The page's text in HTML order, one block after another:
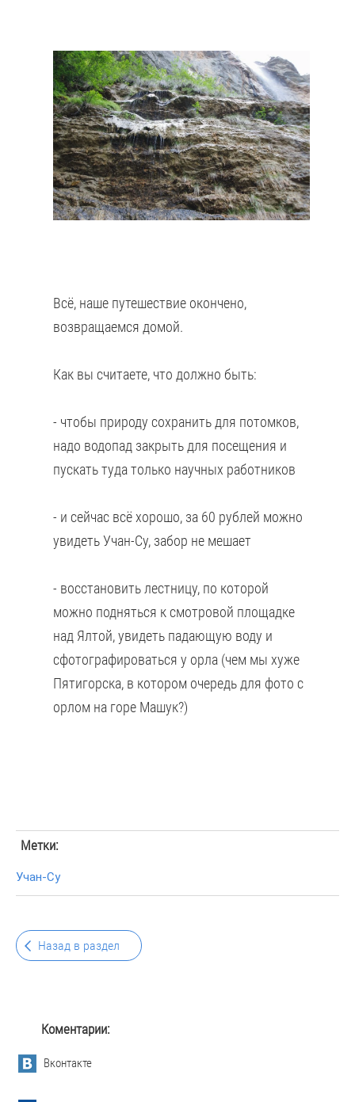
Всё, наше путешествие окончено,
возвращаемся домой.
Как вы считаете, что должно быть:
- чтобы природу сохранить для потомков,
надо водопад закрыть для посещения и
пускать туда только научных работников
- и сейчас всё хорошо, за 60 рублей можно
увидеть Учан-Су, забор не мешает
- восстановить лестницу, по которой
можно подняться к смотровой площадке
над Ялтой, увидеть падающую воду и
сфотографироваться у орла (чем мы хуже
Пятигорска, в котором очередь для фото с
орлом на горе Машук?)
Метки:
Учан-Су
Назад в раздел
Коментарии:
Вконтакте